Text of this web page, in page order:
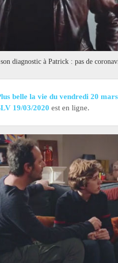
diagnostic à Patrick : pas de
belle la vie du vendredi 20
19/03/2020 est en ligne.